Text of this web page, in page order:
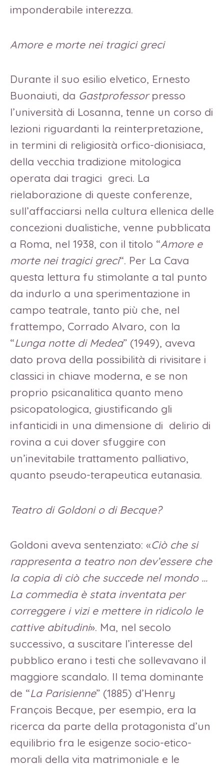
imponderabile interezza.
Amore e morte nei tragici greci
Durante il suo esilio elvetico, Ernesto
Buonaiuti, da Gastprofessorpresso
l’università di Losanna, tenne un corso di
lezioni riguardanti la reinterpretazione,
in termini di religiosità orfico-dionisiaca,
della vecchia tradizione mitologica
operata dai tragici greci. La
rielaborazione di queste conferenze,
sull’affacciarsi nella cultura ellenica delle
concezioni dualistiche, venne pubblicata
a Roma, nel 1938, con il titolo “Amore e
morte nei tragici greci“. Per La Cava
questa lettura fu stimolante a tal punto
da indurlo a una sperimentazione in
campo teatrale, tanto più che, nel
frattempo, Corrado Alvaro, con la
“Lunga notte di Medea” (1949), aveva
dato prova della possibilità di rivisitare i
classici in chiave moderna, e se non
proprio psicanalitica quanto meno
psicopatologica, giustificando gli
infanticidi in una dimensione di delirio di
rovina a cui dover sfuggire con
un’inevitabile trattamento palliativo,
quanto pseudo-terapeutica eutanasia.
Teatro di Goldoni o di Becque?
Goldoni aveva sentenziato: «Ciò che si
rappresenta a teatro non dev’essere che
la copia di ciò che succede nel mondo …
La commedia è stata inventata per
correggere i vizi e mettere in ridicolo le
cattive abitudini». Ma, nel secolo
successivo, a suscitare l’interesse del
pubblico erano i testi che sollevavano il
maggiore scandalo. Il tema dominante
de “La Parisienne” (1885) d’Henry
François Becque, per esempio, era la
ricerca da parte della protagonista d’un
equilibrio fra le esigenze socio-etico-
morali della vita matrimoniale e le